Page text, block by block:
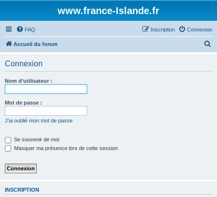
www.france-Islande.fr
FAQ Connexion
Inscription
Accueil du forum
Connexion
Nom d’utilisateur :
Mot de passe :
J’ai oublié mon mot de passe
Se souvenir de moi
Masquer ma présence lors de cette session
INSCRIPTION